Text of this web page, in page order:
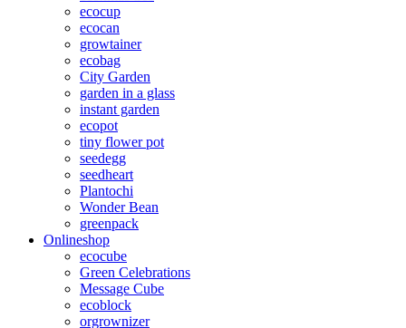
ecocup
ecocan
growtainer
ecobag
City Garden
garden in a glass
instant garden
ecopot
tiny flower pot
seedegg
seedheart
Plantochi
Wonder Bean
greenpack
Onlineshop
ecocube
Green Celebrations
Message Cube
ecoblock
orgrownizer